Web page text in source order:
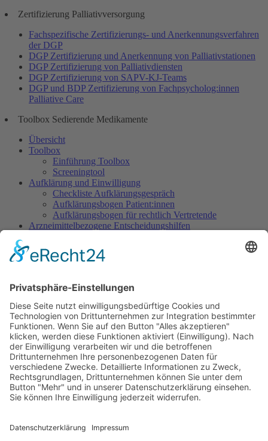
Zertifizierung Palliativversorgung
Fachspezifische Zertifizierungs- und Anerkennungsverfahren
der DGP
DGP Zertifizierung und Anerkennung von Palliativstationen
DGP Zertifizierung von Palliativdiensten
DGP Zertifizierung von SAPV-KJ-Teams
DGP und BDP Zertifizierung von Fachpsycholog:innen
Palliative Care
Toolbox Sedierende Medikamente
Übersicht
Toolbox
Einführung Toolbox
Screeningtool
Aufklärung und Einwilligung
Checkliste Aufklärungsgespräch
Aufklärungsbogen Patient:innen
Aufklärungsbogen für rechtlich Vertretende
Arzneimittelbezogene Entscheidungshilfen
Warnliste
Dokumentation
Indikation Existenzielles Leiden
Wunsch nach Sedierung, um das eigene Leben zu
beenden
Sedierung im Rahmen des Beendens künstlicher
Beatmung
Sedierung im SAPV-Kontext
Verringern der Tiefe einer begonnenen Sedierung
Sedierung zur Leidenslinderung vs. zur Abwendung
von Selbst- oder Fremdgefährdung
Informationen für Patientinnen/Patienten und Angehörige
Informationsbroschüre für Patient:innen/Angehörige
Erläuterung für Patient:innen/Angehörige